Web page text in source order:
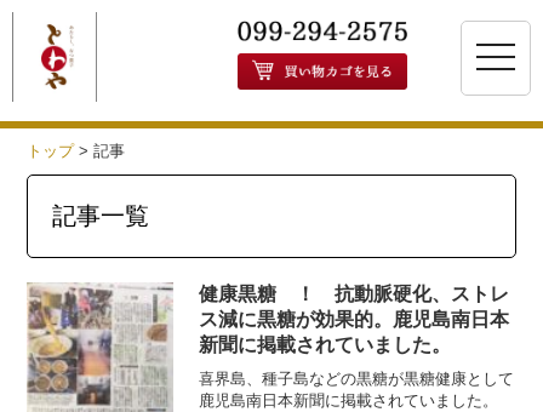
toggle
トップ>記事
記事一覧
健康黒糖 ！ 抗動脈硬化、ストレ
ス減に黒糖が効果的。鹿児島南日本
新聞に掲載されていました。
喜界島、種子島などの黒糖が黒糖健康として
鹿児島南日本新聞に掲載されていました。